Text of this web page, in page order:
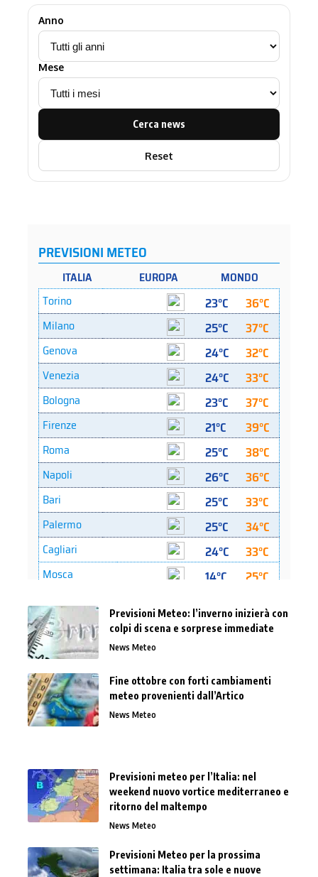
Anno
Mese
Cerca news
Reset
Previsioni Meteo: l’inverno inizierà con
colpi di scena e sorprese immediate
News Meteo
Fine ottobre con forti cambiamenti
meteo provenienti dall’Artico
News Meteo
Previsioni meteo per l’Italia: nel
weekend nuovo vortice mediterraneo e
ritorno del maltempo
News Meteo
Previsioni Meteo per la prossima
settimana: Italia tra sole e nuove